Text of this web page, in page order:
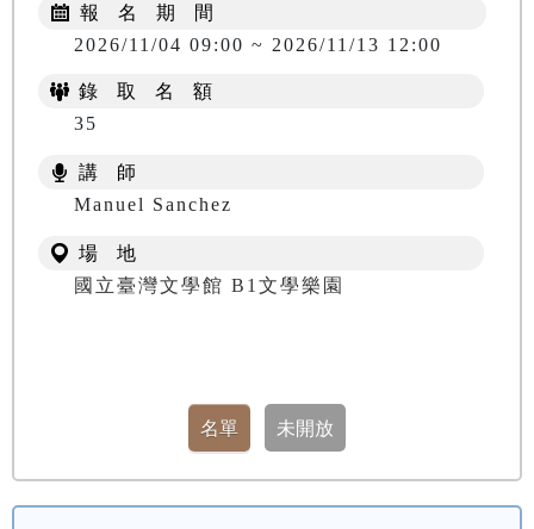
報 名 期 間
2026/11/04 09:00 ~ 2026/11/13 12:00
錄 取 名 額
35
講 師
Manuel Sanchez
場 地
國立臺灣文學館 B1文學樂園